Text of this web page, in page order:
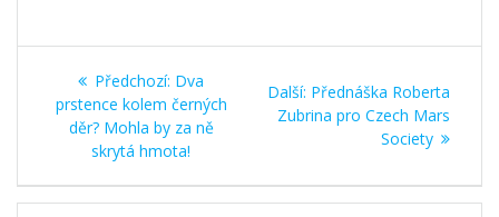
Navigace
pro
příspěvek
Předchozí: Předchozí
příspěvek:
Dva
prstence kolem černých
děr? Mohla by za ně
skrytá hmota!
Další: Další
příspěvek:
Přednáška Roberta
Zubrina pro Czech Mars
Society